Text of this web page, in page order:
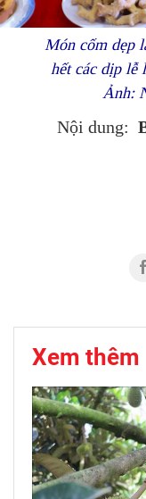
Món cốm dẹp
hết các dịp lễ
Ảnh:
Nội dung:
Xem thêm